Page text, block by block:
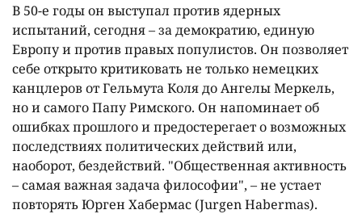
В 50-е годы он выступал против ядерных
испытаний, сегодня – за демократию, единую
Европу и против правых популистов. Он позволяет
себе открыто критиковать не только немецких
канцлеров от Гельмута Коля до Ангелы Меркель,
но и самого Папу Римского. Он напоминает об
ошибках прошлого и предостерегает о возможных
последствиях политических действий или,
наоборот, бездействий. "Общественная активность
– самая важная задача философии", – не устает
повторять Юрген Хабермас (Jurgen Habermas).